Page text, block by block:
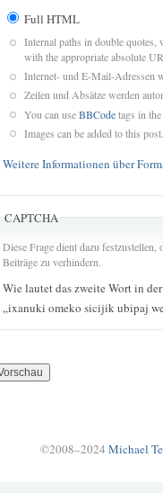
Full HTML
Internal paths in double quotes,
with the appropriate absolute
Internet- und E-Mail-Adressen
Zeilen und Absätze werden
You can useBBCodetags in
Images can be added to this post.
Weitere Informationen über
CAPTCHA
Diese Frage dient dazu
Beiträge zu verhindern.
Wie lautet das zweite Wort in
„ixanuki omeko sicijik ubipaj
©2008–2024 Michael